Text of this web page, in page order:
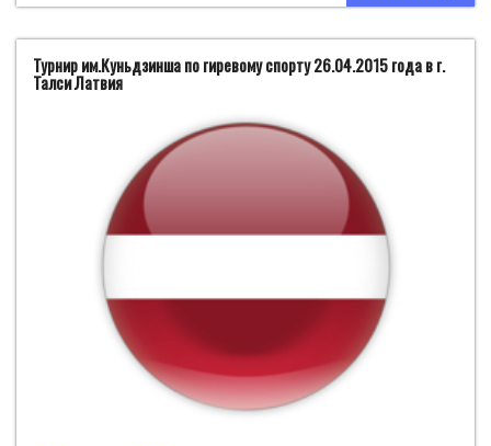
Турнир им.Куньдзинша по гиревому спорту 26.04.2015 года в г.
Талси Латвия